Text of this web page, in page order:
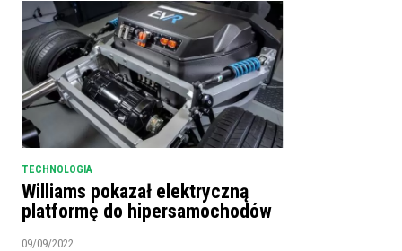
TECHNOLOGIA
Williams pokazał elektryczną
platformę do hipersamochodów
09/09/2022